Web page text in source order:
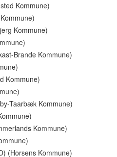
Kommune)
Kommune)
Brande Kommune)
Kommune)
Taarbæk Kommune)
Kommune)
(Horsens Kommune)